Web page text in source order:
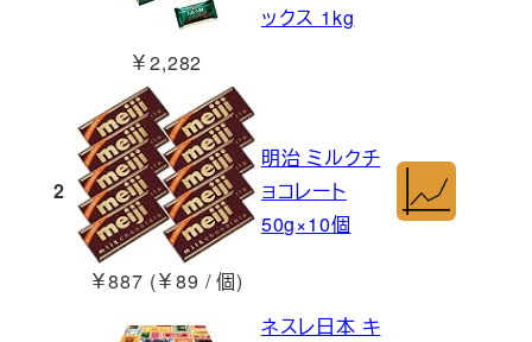
￥2,282
ックス 1kg
2
￥887 (￥89 / 個)
明治 ミルクチ
ョコレート
50g×10個
ネスレ日本 キ